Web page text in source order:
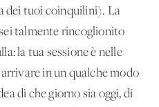
dei tuoi coinquilini). La
talmente rincoglionito
la tua sessione è nelle
in un qualche modo
di che giorno sia oggi, di